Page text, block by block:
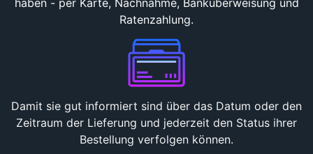
haben - per Karte, Nachnahme, Banküberweisung und
Ratenzahlung.
Damit sie gut informiert sind über das Datum oder den
Zeitraum der Lieferung und jederzeit den Status ihrer
Bestellung verfolgen können.